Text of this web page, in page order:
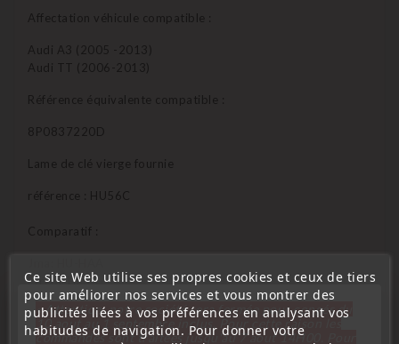
Affectation véhicule compatible :
Audi A3 (2005 -2013)
Audi TT (2006-2013)
Référence équivalente compatible :
8P0837220D
Lame de clé vierge fournie
référence : HU56C
Comparatif :
Errebi: HF55
Silca: HU66
Orion: HF66
Ce site Web utilise ses propres cookies et ceux de tiers
pour améliorer nos services et vous montrer des
publicités liées à vos préférences en analysant vos
habitudes de navigation. Pour donner votre
« Attention, notre société sera fermée pour congés du
10 aout au 1 septembre inclus. Pour cette raison les
commandes sont traitées jusqu'au 7 aout 14H00. Pour